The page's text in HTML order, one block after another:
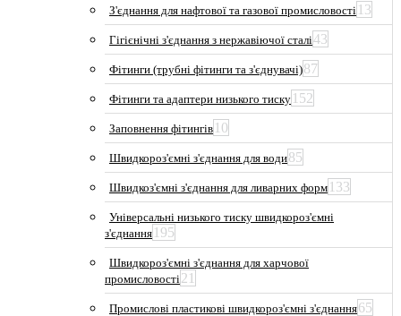
З'єднання для нафтової та газової промисловості 13
Гігієнічні з'єднання з нержавіючої сталі43
Фітинги (трубні фітинги та з'єднувачі)87
Фітинги та адаптери низького тиску 152
Заповнення фітингів 10
Швидкороз'ємні з'єднання для води85
Швидкоз'ємні з'єднання для ливарних форм 133
Універсальні низького тиску швидкороз'ємні
з'єднання 195
Швидкороз'ємні з'єднання для харчової
промисловості 21
Промислові пластикові швидкороз'ємні з'єднання65